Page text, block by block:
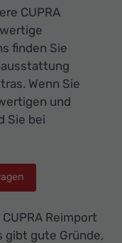
CUPRA
finden Sie
Wenn Sie
und
Sie bei
Reimport
gibt gute Gründe,